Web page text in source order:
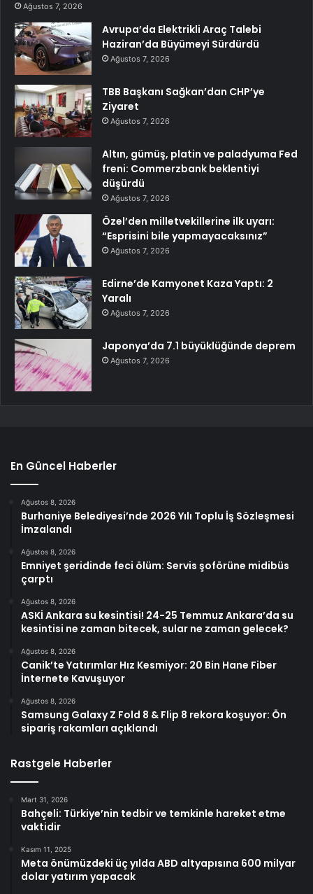
Ağustos 7, 2026
Avrupa’da Elektrikli Araç Talebi
Haziran’da Büyümeyi Sürdürdü
Ağustos 7, 2026
TBB Başkanı Sağkan’dan CHP’ye
Ziyaret
Ağustos 7, 2026
Altın, gümüş, platin ve paladyuma Fed
freni: Commerzbank beklentiyi
düşürdü
Ağustos 7, 2026
Özel’den milletvekillerine ilk uyarı:
“Esprisini bile yapmayacaksınız”
Ağustos 7, 2026
Edirne’de Kamyonet Kaza Yaptı: 2
Yaralı
Ağustos 7, 2026
Japonya’da 7.1 büyüklüğünde deprem
Ağustos 7, 2026
En Güncel Haberler
Ağustos 8, 2026
Burhaniye Belediyesi’nde 2026 Yılı Toplu İş Sözleşmesi
İmzalandı
Ağustos 8, 2026
Emniyet şeridinde feci ölüm: Servis şoförüne midibüs
çarptı
Ağustos 8, 2026
ASKİ Ankara su kesintisi! 24-25 Temmuz Ankara’da su
kesintisi ne zaman bitecek, sular ne zaman gelecek?
Ağustos 8, 2026
Canik’te Yatırımlar Hız Kesmiyor: 20 Bin Hane Fiber
İnternete Kavuşuyor
Ağustos 8, 2026
Samsung Galaxy Z Fold 8 & Flip 8 rekora koşuyor: Ön
sipariş rakamları açıklandı
Rastgele Haberler
Mart 31, 2026
Bahçeli: Türkiye’nin tedbir ve temkinle hareket etme
vaktidir
Kasım 11, 2025
Meta önümüzdeki üç yılda ABD altyapısına 600 milyar
dolar yatırım yapacak